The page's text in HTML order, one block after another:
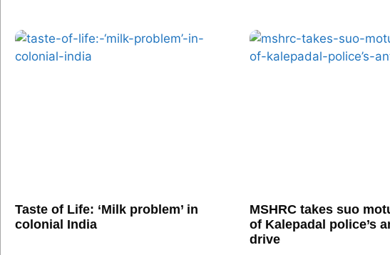
Taste of Life: ‘Milk problem’ in
colonial India
MSHRC takes suo
of Kalepadal police’s
drive